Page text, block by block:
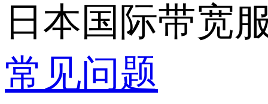
日本国际带宽
常见问题